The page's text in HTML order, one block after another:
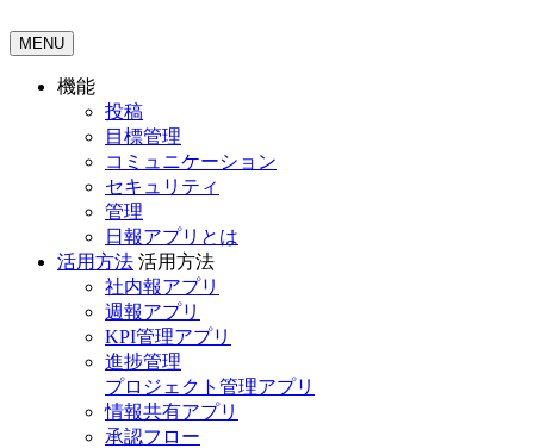
MENU
機能
投稿
目標管理
コミュニケーション
セキュリティ
管理
日報アプリとは
活用方法 活用方法
社内報アプリ
週報アプリ
KPI管理アプリ
進捗管理
プロジェクト管理アプリ
情報共有アプリ
承認フロー